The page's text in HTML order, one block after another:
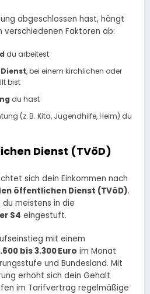
abgeschlossen hast, hängt
verschiedenen Faktoren ab:
du arbeitest
, bei einem kirchlichen oder
bist
du hast
(z. B. Kita, Jugendhilfe, Heim) du
Dienst (TVöD)
sich dein Einkommen nach
öffentlichen Dienst (TVöD).
meistens in die
S4 eingestuft.
mit einem
bis 3.300 Euro im Monat
und Bundesland. Mit
erhöht sich dein Gehalt
im Tarifvertrag regelmäßige